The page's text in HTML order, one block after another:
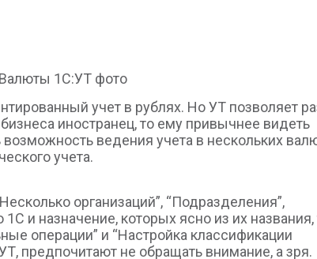
1С:УТ фото
учет в рублях. Но УТ позволяет
иностранец, то ему привычнее видеть
ведения учета в нескольких
учета.
организаций”, “Подразделения”,
и назначение, которых ясно из их названия,
операции” и “Настройка классификации
предпочитают не обращать внимание, а зря.